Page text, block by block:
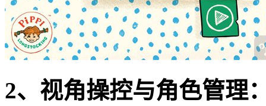
2、视角操控与角色管理